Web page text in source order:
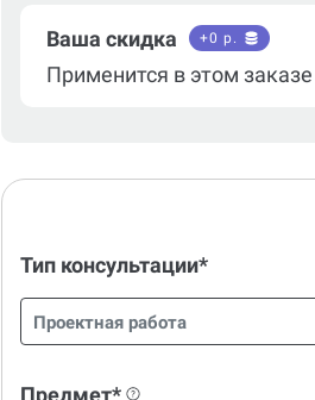
Ваша скидка +0 р.
Применится в этом заказе
Тип консультации*
Проектная работа
Предмет*